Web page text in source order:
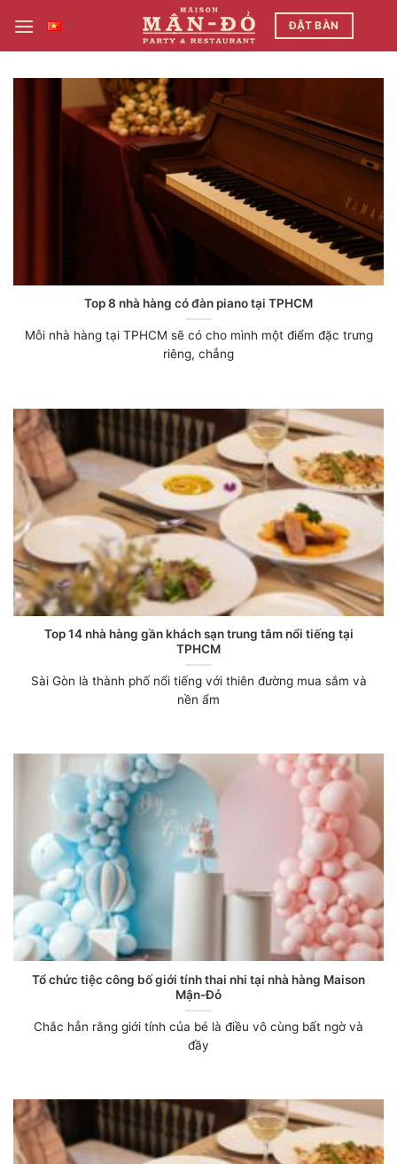
qua
nội
dung
ĐẶT BÀN
Top 8 nhà hàng có đàn piano tại TPHCM
Mỗi nhà hàng tại TPHCM sẽ có cho mình một điểm đặc trưng
riêng, chẳng
Top 14 nhà hàng gần khách sạn trung tâm nổi tiếng tại
TPHCM
Sài Gòn là thành phố nổi tiếng với thiên đường mua sắm và
nền ẩm
Tổ chức tiệc công bố giới tính thai nhi tại nhà hàng Maison
Mận-Đỏ
Chắc hẳn rằng giới tính của bé là điều vô cùng bất ngờ và
đầy